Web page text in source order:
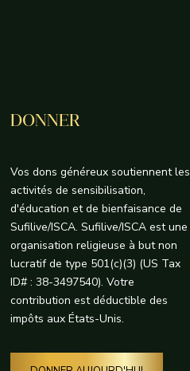
DONNER
Vos dons généreux soutiennent les
activités de sensibilisation,
d'éducation et de bienfaisance de
Sufilive/ISCA. Sufilive/ISCA est une
organisation religieuse à but non
lucratif de type 501(c)(3) (US Tax
ID# : 38-3497540). Votre
contribution est déductible des
impôts aux États-Unis.